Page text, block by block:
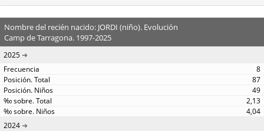
Nombre del recién nacido: JORDI (niño). Evolución
Camp de Tarragona. 1997-2025
2025
8
87
49
2,13
4,04
2024